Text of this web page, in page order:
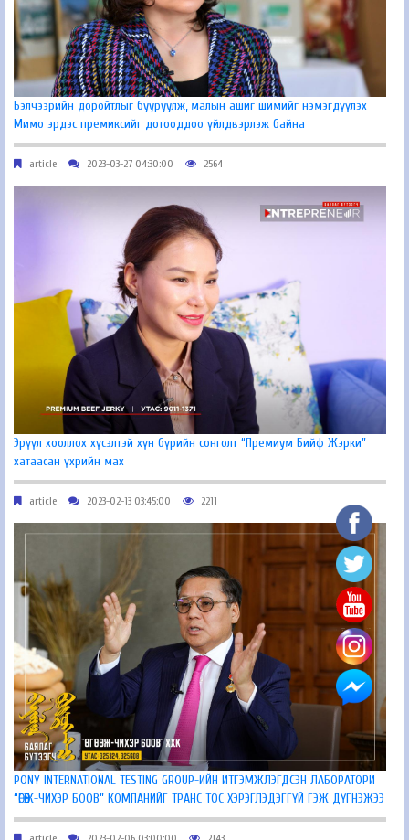
Бэлчээрийн доройтлыг бууруулж, малын ашиг шимийг нэмэгдүүлэх
Мимо эрдэс премиксийг дотооддоо үйлдвэрлэж байна
article 2023-03-27 04:30:00 2564
Эрүүл хооллох хүсэлтэй хүн бүрийн сонголт “Премиум Бийф Жэрки”
хатаасан үхрийн мах
article 2023-02-13 03:45:00 2211
PONY INTERNATIONAL TESTING GROUP-ИЙН ИТГЭМЖЛЭГДСЭН ЛАБОРАТОРИ
“ӨГӨӨЖ-ЧИХЭР БООВ” КОМПАНИЙГ ТРАНС ТОС ХЭРЭГЛЭДЭГГҮЙ ГЭЖ ДҮГНЭЖЭЭ